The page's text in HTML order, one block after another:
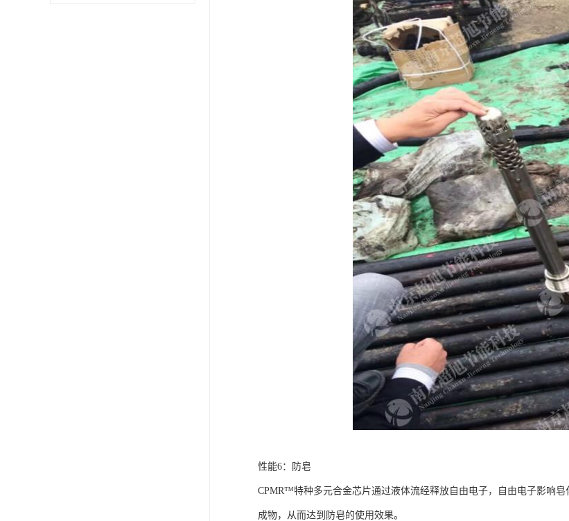
性能6：防皂
CPMR™特种多元合金芯片通过液体流经释放自由电子，自由电子影响
成物，从而达到防皂的使用效果。